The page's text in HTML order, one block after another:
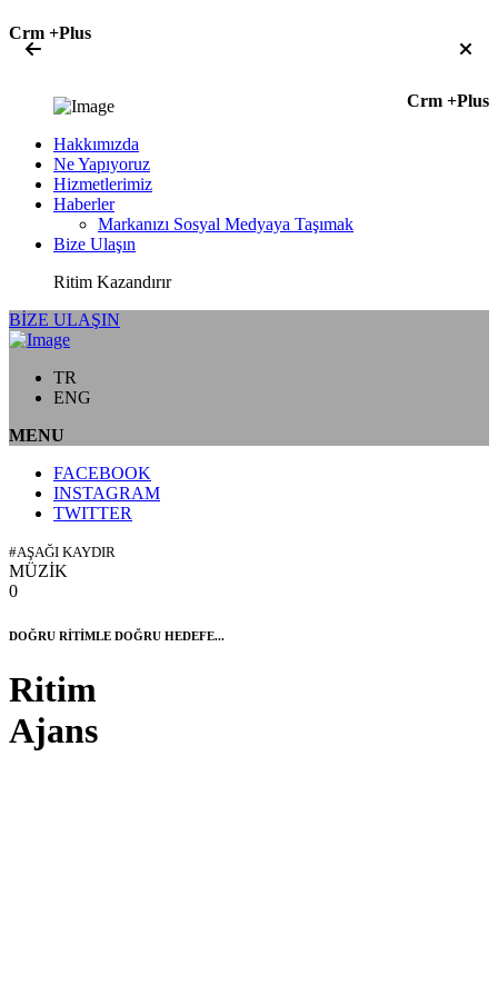
Crm +Plus
Crm +Plus
Hakkımızda
Ne Yapıyoruz
Hizmetlerimiz
Haberler
Markanızı Sosyal Medyaya Taşımak
Bize Ulaşın
Ritim Kazandırır
BİZE ULAŞIN
TR
ENG
MENU
FACEBOOK
INSTAGRAM
TWITTER
#AŞAĞI KAYDIR
MÜZİK
0
DOĞRU RİTİMLE DOĞRU HEDEFE...
Ritim
Ajans